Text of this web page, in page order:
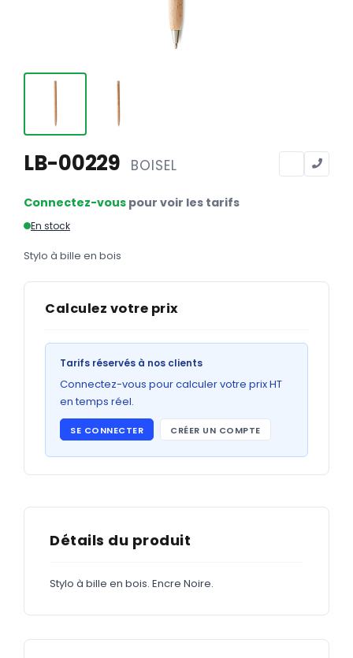
Tête de lettre
Enveloppes
Sous-mains
Chemises
GRAND FORMAT
Abribus
ADHÉSIFS
LB-00229 BOISEL
Connectez-vous pour voir les tarifs
En stock
Stylo à bille en bois
Calculez votre prix
Tarifs réservés à nos clients
Connectez-vous pour calculer votre prix HT
en temps réel.
SE CONNECTER CRÉER UN COMPTE
Détails du produit
Stylo à bille en bois. Encre Noire.